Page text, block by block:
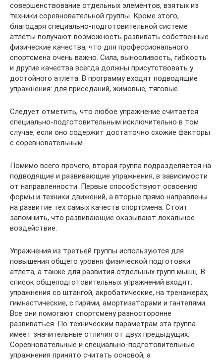
совершенствование отдельных элементов, взятых из
техники соревновательной группы. Кроме этого,
благодаря специально-подготовительной системе
атлеты получают возможность развивать собственные
физические качества, что для профессионального
спортсмена очень важно. Сила, выносливость, гибкость
и другие качества всегда должны присутствовать у
достойного атлета. В программу входят подводящие
упражнения: для приседаний, жимовые, тяговые.
Следует отметить, что любое упражнение считается
специально-подготовительным исключительно в том
случае, если оно содержит достаточно схожие факторы
с соревновательным.
Помимо всего прочего, вторая группа подразделяется на
подводящие и развивающие упражнения, в зависимости
от направленности. Первые способствуют освоению
формы и техники движений, а вторые прямо направлены
на развитие тех самых качеств спортсмена. Стоит
запомнить, что развивающие оказывают локальное
воздействие.
Упражнения из третьей группы используются для
повышения общего уровня физической подготовки
атлета, а также для развития отдельных групп мышц. В
список общеподготовительных упражнений входят:
упражнения со штангой, акробатические, на тренажерах,
гимнастические, с гирями, амортизаторами и гантелями.
Все они помогают спортсмену разносторонне
развиваться. По техническим параметрам эта группа
имеет значительные отличия от двух предыдущих.
Соревновательные и специально-подготовительные
упражнения принято считать основой, а